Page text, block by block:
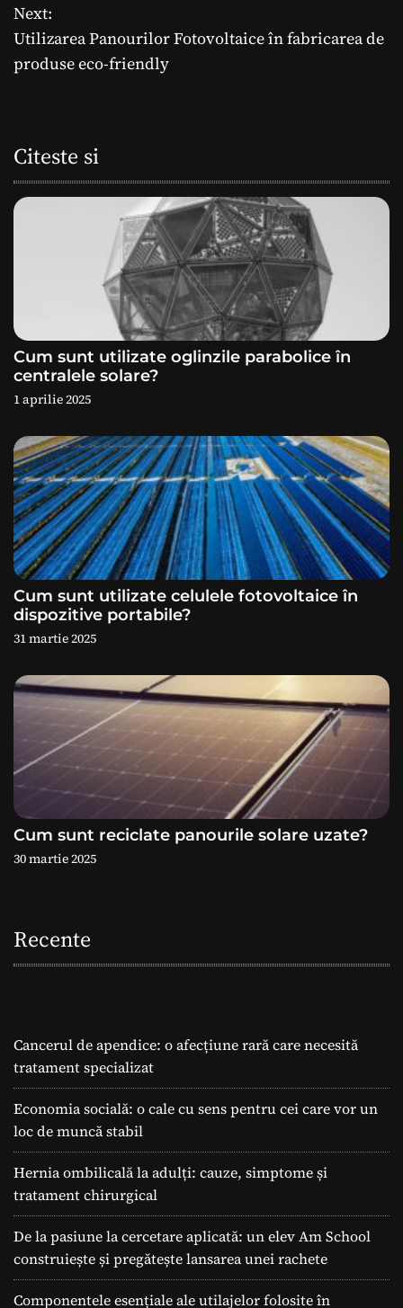
v
i
r
e
a
r
t
i
c
o
l
e
Next:
Utilizarea Panourilor Fotovoltaice în fabricarea de
produse eco-friendly
Citeste si
Cum sunt utilizate oglinzile parabolice în
centralele solare?
1 aprilie 2025
Cum sunt utilizate celulele fotovoltaice în
dispozitive portabile?
31 martie 2025
Cum sunt reciclate panourile solare uzate?
30 martie 2025
Recente
Cancerul de apendice: o afecțiune rară care necesită
tratament specializat
Economia socială: o cale cu sens pentru cei care vor un
loc de muncă stabil
Hernia ombilicală la adulți: cauze, simptome și
tratament chirurgical
De la pasiune la cercetare aplicată: un elev Am School
construiește și pregătește lansarea unei rachete
Componentele esențiale ale utilajelor folosite în